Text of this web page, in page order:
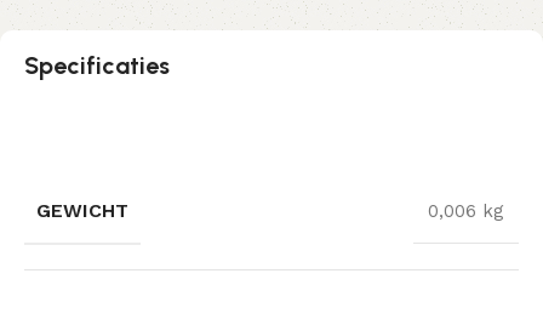
Specificaties
GEWICHT 0,006 kg